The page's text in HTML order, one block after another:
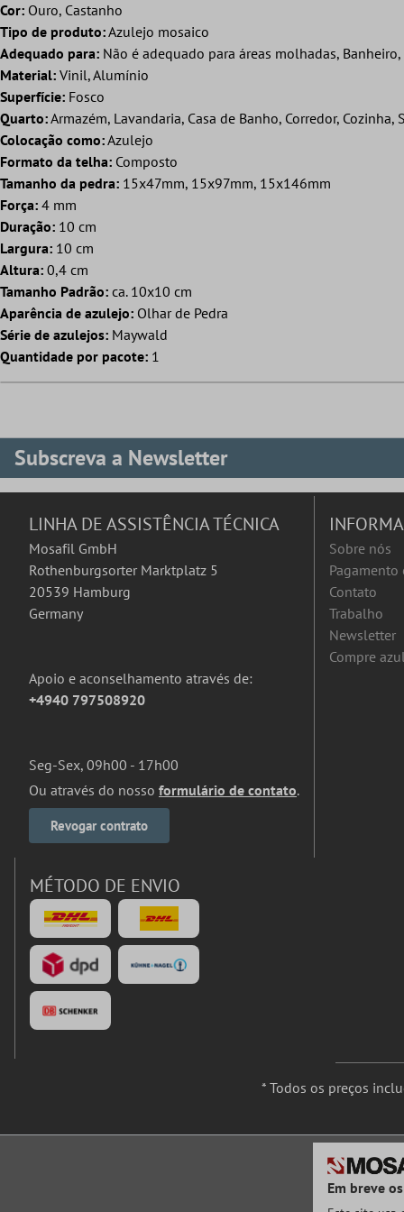
Cor: Ouro, Castanho
Tipo de produto:Azulejo mosaico
Adequado para: Não é adequado para áreas molhadas,
Material: Vinil, Alumínio
Superfície: Fosco
Quarto:Armazém, Lavandaria, Casa de Banho, Corredor, Cozinha,
Colocação como:Azulejo
Formato da telha: Composto
Tamanho da pedra: 15x47mm, 15x97mm, 15x146mm
Força: 4 mm
Duração: 10 cm
Largura: 10 cm
Altura: 0,4 cm
Tamanho Padrão: ca. 10x10 cm
Aparência de azulejo: Olhar de Pedra
Série de azulejos: Maywald
Quantidade por pacote: 1
Subscreva a Newsletter
LINHA DE ASSISTÊNCIA TÉCNICA
Mosafil GmbH
Rothenburgsorter Marktplatz 5
20539 Hamburg
Germany
Apoio e aconselhamento através de:
+4940 797508920
Seg-Sex, 09h00 - 17h00
Ou através do nosso formulário de contato.
Revogar contrato
Sobre nós
Pagamento
Contato
Trabalho
Newsletter
Compre
MÉTODO DE ENVIO
* Todos os preços
Em breve